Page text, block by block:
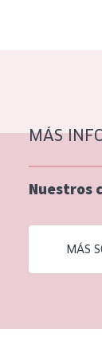
Piel normal
Piel mixata o
Piel madura
Piel
Piel
Todas las
MÁS
Nuestros
MÁS